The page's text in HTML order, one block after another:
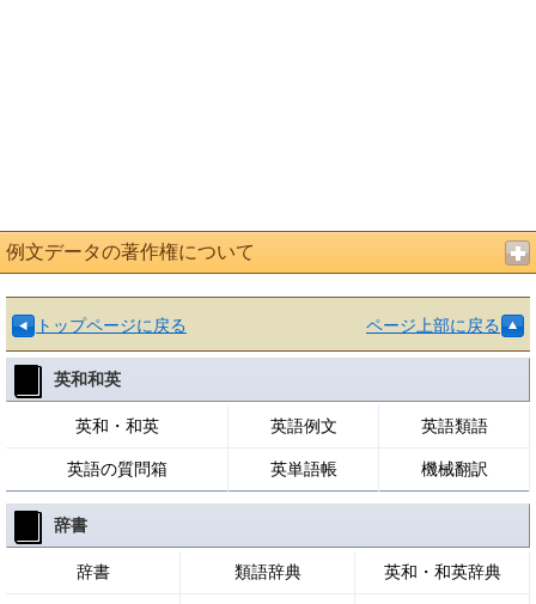
例文データの著作権について
トップページに戻る ページ上部に戻る
英和和英
英和・和英 英語例文 英語類語
英語の質問箱 英単語帳 機械翻訳
辞書
辞書 類語辞典 英和・和英辞典